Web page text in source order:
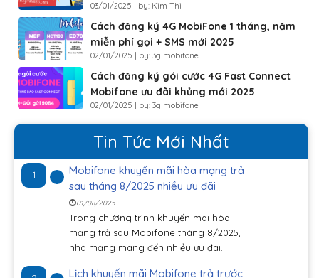
Luyenthi123
03/01/2025 | by: Kim Thi
Cách đăng ký 4G MobiFone 1 tháng, năm
miễn phí gọi + SMS mới 2025
02/01/2025 | by: 3g mobifone
Cách đăng ký gói cước 4G Fast Connect
Mobifone ưu đãi khủng mới 2025
02/01/2025 | by: 3g mobifone
Tin Tức Mới Nhất
1
Mobifone khuyến mãi hòa mạng trả
sau tháng 8/2025 nhiều ưu đãi
01/08/2025
Trong chương trình khuyến mãi hòa
mạng trả sau Mobifone tháng 8/2025,
nhà mạng mang đến nhiều ưu đãi...
Lịch khuyến mãi Mobifone trả trước